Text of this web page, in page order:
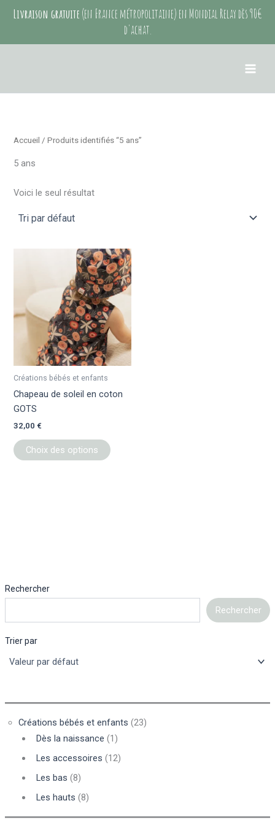
Livraison gratuite (en France métropolitaine) en Mondial Relay dès 90€
d'achat.
Aller
Rechercher
Rechercher
Trier par
Créations bébés et enfants (23)
Dès la naissance (1)
Les accessoires (12)
Les bas (8)
Les hauts (8)
Accueil / Produits identifiés “5 ans”
5 ans
Voici le seul résultat
Créations bébés et enfants
Chapeau de soleil en coton
GOTS
32,00 €
Choix des options
Ce
produit
a
plusieurs
variations.
Les
options
peuvent
du